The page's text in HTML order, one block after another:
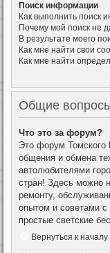
Поиск информации
Как выполнить поиск
Почему мой поиск не
В результате моего
Как мне найти свои
Как мне найти
Общие
Что это за форум?
Это форум Томского
общения и обмена
автолюбителями
стран! Здесь можно
ремонту,
опытом и советами
простые светские
Вернуться к началу